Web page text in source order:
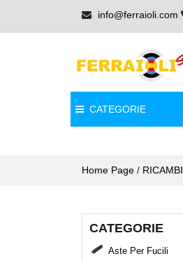
info@ferraioli.com
CATEGORIE
Home Page / RICAMBI
CATEGORIE
Aste Per Fucili